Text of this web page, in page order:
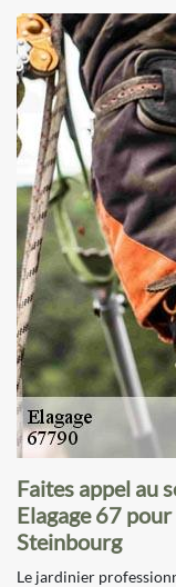
Faites appel au
Elagage 67 pour
Steinbourg
Le jardinier